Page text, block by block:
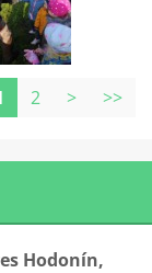
2 > >>
Hodonín,